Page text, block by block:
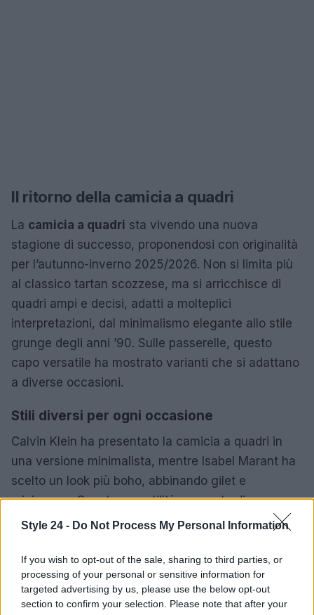
Style 24 - Do Not Process My Personal Information
If you wish to opt-out of the sale, sharing to third parties, or
processing of your personal or sensitive information for
targeted advertising by us, please use the below opt-out
section to confirm your selection. Please note that after your
Il ritorno della camicia a quadri
La camicia a quadri sta vivendo una nuova
stagione di successo, proponendosi con originalità
per l’autunno-inverno 2025/2026. Non si limita più
al classico tartan scozzese, ma si arricchisce di
quadri ampi e decisi, adatti a molteplici
interpretazioni, dal minimalismo elegante allo stile
grunge degli anni ’90. Sulle passerelle, questo
capo versatile ha mostrato varianti che si adattano
a diverse occasioni.
Stili diversi per ogni occasione
Calvin Klein ha presentato la camicia a quadri in
una versione minimalista, mentre Isabel Marant ha
scelto un look più boho, abbinando gilet e
minigonne. Questa versatilità consente di
accostare la camicia a quadri a gonne a matita per
per un approccio più casual. La chiave è adattare
questo capo in base all’occasione, mantenendo
sempre un tocco di originalità.